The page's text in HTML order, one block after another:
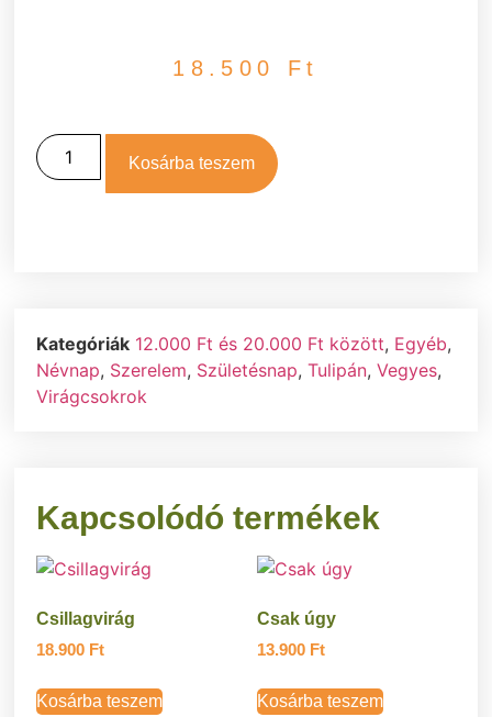
18.500 Ft
Kosárba teszem
Kategóriák 12.000 Ft és 20.000 Ft között, Egyéb,
Névnap, Szerelem, Születésnap,Tulipán,Vegyes,
Virágcsokrok
Kapcsolódó termékek
Csillagvirág
18.900 Ft
Kosárba teszem
Csak úgy
13.900 Ft
Kosárba teszem